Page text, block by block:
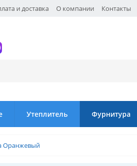
и доставка О компании Контакты
Утеплитель Фурнитура
Оранжевый